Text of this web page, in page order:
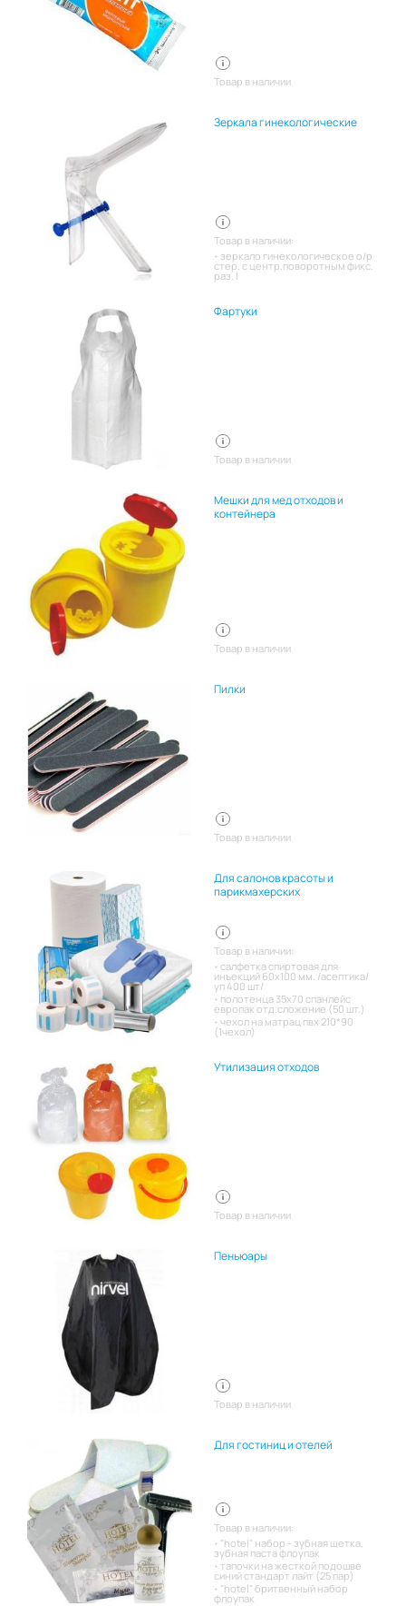
Товар в наличии
Зеркала гинекологические
Товар в наличии:
зеркало гинекологическое о/р
стер. с центр.поворотным фикс.
раз. l
Фартуки
Товар в наличии
Мешки для мед отходов и
контейнера
Товар в наличии
Пилки
Товар в наличии
Для салонов красоты и
парикмахерских
Товар в наличии:
салфетка спиртовая для
инъекций 60х100 мм. /асептика/
уп 400 шт/
полотенца 35х70 спанлейс
европак отд.сложение (50 шт.)
чехол на матрац пвх 210*90
(1чехол)
Утилизация отходов
Товар в наличии
Пеньюары
Товар в наличии
Для гостиниц и отелей
Товар в наличии:
"hotel" набор - зубная щетка,
зубная паста флоупак
тапочки на жесткой подошве
синий стандарт лайт (25 пар)
"hotel" бритвенный набор
флоупак